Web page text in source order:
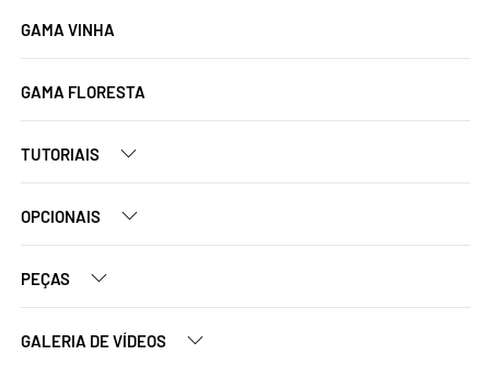
GAMA VINHA
GAMA FLORESTA
TUTORIAIS
OPCIONAIS
PEÇAS
GALERIA DE VÍDEOS